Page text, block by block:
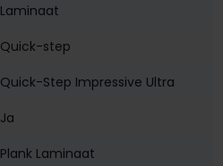
Laminaat
Quick-step
Quick-Step Impressive Ultra
Ja
Plank Laminaat